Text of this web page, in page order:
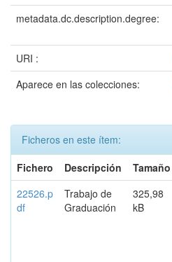
metadata.dc.description.degree:
URI :
Aparece en las colecciones:
Ficheros en este ítem:
Fichero
Descripción Tamaño
22526.p
df
Trabajo de
Graduación
325,98
kB